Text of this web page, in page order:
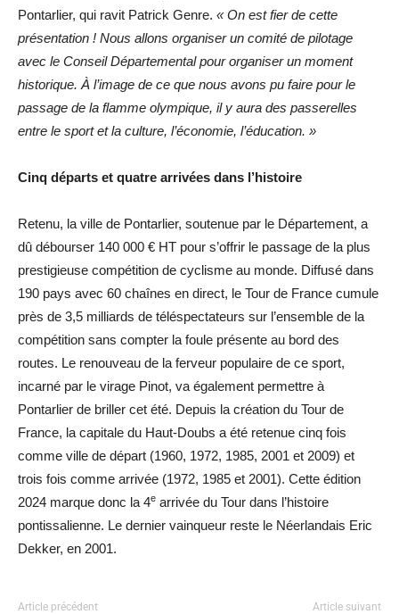
Pontarlier, qui ravit Patrick Genre. « On est fier de cette
présentation ! Nous allons organiser un comité de pilotage
avec le Conseil Départemental pour organiser un moment
historique. À l’image de ce que nous avons pu faire pour le
passage de la flamme olympique, il y aura des passerelles
entre le sport et la culture, l’économie, l’éducation. »
Cinq départs et quatre arrivées dans l’histoire
Retenu, la ville de Pontarlier, soutenue par le Département, a
dû débourser 140 000 € HT pour s’offrir le passage de la plus
prestigieuse compétition de cyclisme au monde. Diffusé dans
190 pays avec 60 chaînes en direct, le Tour de France cumule
près de 3,5 milliards de téléspectateurs sur l’ensemble de la
compétition sans compter la foule présente au bord des
routes. Le renouveau de la ferveur populaire de ce sport,
incarné par le virage Pinot, va également permettre à
Pontarlier de briller cet été. Depuis la création du Tour de
France, la capitale du Haut-Doubs a été retenue cinq fois
comme ville de départ (1960, 1972, 1985, 2001 et 2009) et
trois fois comme arrivée (1972, 1985 et 2001). Cette édition
2024 marque donc la 4e arrivée du Tour dans l’histoire
pontissalienne. Le dernier vainqueur reste le Néerlandais Eric
Dekker, en 2001.
Article précédent Article suivant